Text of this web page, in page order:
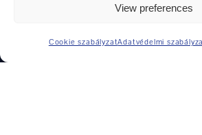
View preferences
Cookie szabályzatAdatvédelmi
GYÁRTÓK